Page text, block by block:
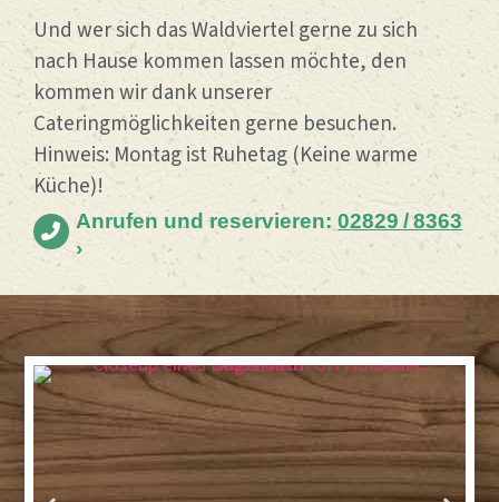
Und wer sich das Waldviertel gerne zu sich
nach Hause kommen lassen möchte, den
kommen wir dank unserer
Cateringmöglichkeiten gerne besuchen.
Hinweis: Montag ist Ruhetag (Keine warme
Küche)!
Anrufen und reservieren:02829 / 8363
›